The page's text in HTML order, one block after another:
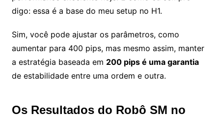
digo: essa é a base do meu setup no H1.
Sim, você pode ajustar os parâmetros, como
aumentar para 400 pips, mas mesmo assim, manter
a estratégia baseada em 200 pips é uma garantia
de estabilidade entre uma ordem e outra.
Os Resultados do Robô SM no